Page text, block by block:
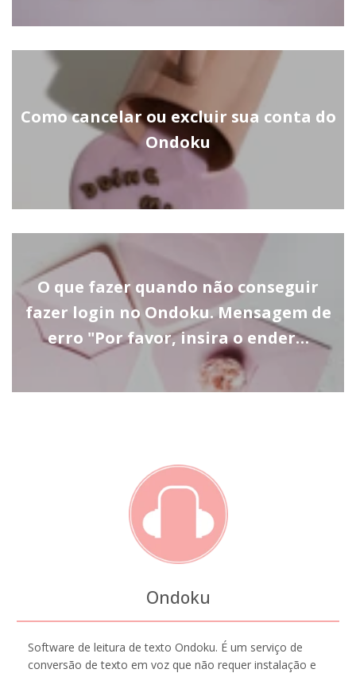
Como cancelar ou excluir sua conta do
Ondoku
O que fazer quando não conseguir
fazer login no Ondoku. Mensagem de
erro "Por favor, insira o ender…
Ondoku
Software de leitura de texto Ondoku. É um serviço de
conversão de texto em voz que não requer instalação e